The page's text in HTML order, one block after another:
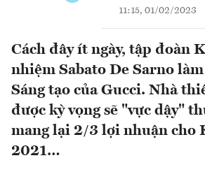
11:15, 01/02/2023
Cách đây ít ngày, tập đoàn
nhiệm Sabato De Sarno
Sáng tạo của Gucci. Nhà
được kỳ vọng sẽ "vực dậy"
mang lại 2/3 lợi nhuận cho
2021…